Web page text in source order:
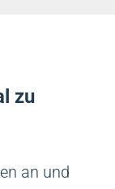
zu
an und